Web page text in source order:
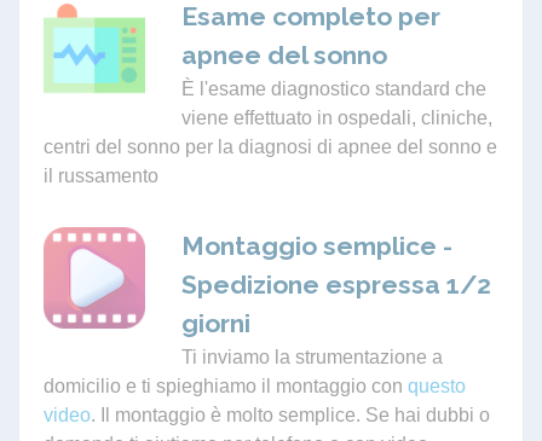
Esame completo per
apnee del sonno
È l'esame diagnostico standard che
viene effettuato in ospedali, cliniche,
centri del sonno per la diagnosi di apnee del sonno e
il russamento
Montaggio semplice -
Spedizione espressa 1/2
giorni
Ti inviamo la strumentazione a
domicilio e ti spieghiamo il montaggio con questo
video. Il montaggio è molto semplice. Se hai dubbi o